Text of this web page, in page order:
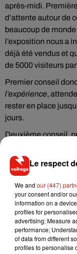
après-midi.
d’attente autour de
beaucoup de monde
l’exposition nous a
déjà été vendus et
de 5000 visiteurs par
Premier conseil
l’expérience,
rester en place
jours.
Deuxième conseil,
choses à voir et à
sans nous presser,
place. Sachez que
certains jours
Une
Le respect
We and our (447)
your consent and/or
information on a
profiles for
advertising; Measure
performance;
of data from different
profiles to personalise